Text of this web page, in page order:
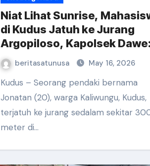
Niat Lihat Sunrise,
di Kudus Jatuh ke Jurang
Argopiloso, Kapolsek Dawe:
Pendaki Terjatuh ke Jurang,
Dievakuasi Selamat
beritasatunusa May 16, 2026
Kudus – Seorang pendaki bernama
Jonatan (20), warga Kaliwungu, Kudus,
terjatuh ke jurang sedalam sekitar
meter di…